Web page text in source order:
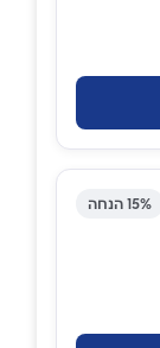
15% הנחה